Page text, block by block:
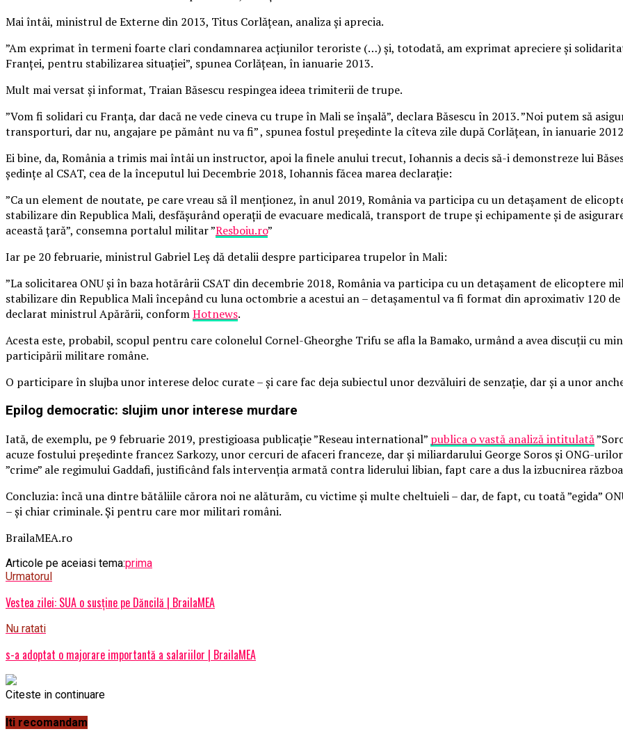
Mai întâi, ministrul de Externe din 2013, Titus Corlățean, analiza și aprecia.
”Am exprimat în termeni foarte clari condamnarea acţiunilor teroriste (…) şi, totodată, am exprimat apreciere şi
Franţei, pentru stabilizarea situaţiei”, spunea Corlățean, în ianuarie 2013.
Mult mai versat și informat, Traian Băsescu respingea ideea trimiterii de trupe.
”Vom fi solidari cu Franţa, dar dacă ne vede cineva cu trupe în Mali se înşală”, declara Băsescu în 2013. ”Noi putem să
transporturi, dar nu, angajare pe pământ nu va fi” , spunea fostul președinte la cîteva zile după Corlățean, în ianuarie
Ei bine, da, România a trimis mai întâi un instructor, apoi la finele anului trecut, Iohannis a decis să-i demonstreze lui
ședințe al CSAT, cea de la începutul lui Decembrie 2018, Iohannis făcea marea declarație:
”Ca un element de noutate, pe care vreau să îl menționez, în anul 2019, România va participa cu un detașament de
stabilizare din Republica Mali, desfășurând operații de evacuare medicală, transport de trupe și echipamente și de
această țară”, consemna portalul militar ”Resboiu.ro”
Iar pe 20 februarie, ministrul Gabriel Leș dă detalii despre participarea trupelor în Mali:
”La solicitarea ONU și în baza hotărârii CSAT din decembrie 2018, România va participa cu un detașament de elicoptere
stabilizare din Republica Mali începând cu luna octombrie a acestui an – detașamentul va fi format din aproximativ 120
declarat ministrul Apărării, conformHotnews.
Acesta este, probabil, scopul pentru care colonelul Cornel-Gheorghe Trifu se afla la Bamako, urmând a avea discuții cu
participării militare române.
O participare în slujba unor interese deloc curate – și care fac deja subiectul unor dezvăluiri de senzație, dar și a unor
Epilog democratic: slujim unor interese murdare
Iată, de exemplu, pe 9 februarie 2019, prestigioasa publicație ”Reseau international” publica o vastă analiză intitulată
acuze fostului președinte francez Sarkozy, unor cercuri de afaceri franceze, dar și miliardarului George Soros și ONG-
”crime” ale regimului Gaddafi, justificând fals intervenția armată contra liderului libian, fapt care a dus la izbucnirea
Concluzia: încă una dintre bătăliile cărora noi ne alăturăm, cu victime și multe cheltuieli – dar, de fapt, cu toată ”egida”
– și chiar criminale. Și pentru care mor militari români.
BrailaMEA.ro
Articole pe aceiasi tema:prima
Urmatorul
Vestea zilei: SUA o susține pe Dăncilă | BrailaMEA
Nu ratati
s-a adoptat o majorare importantă a salariilor | BrailaMEA
Citeste in continuare
Iti recomandam